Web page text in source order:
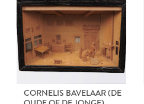
CORNELIS BAVELAAR (DE